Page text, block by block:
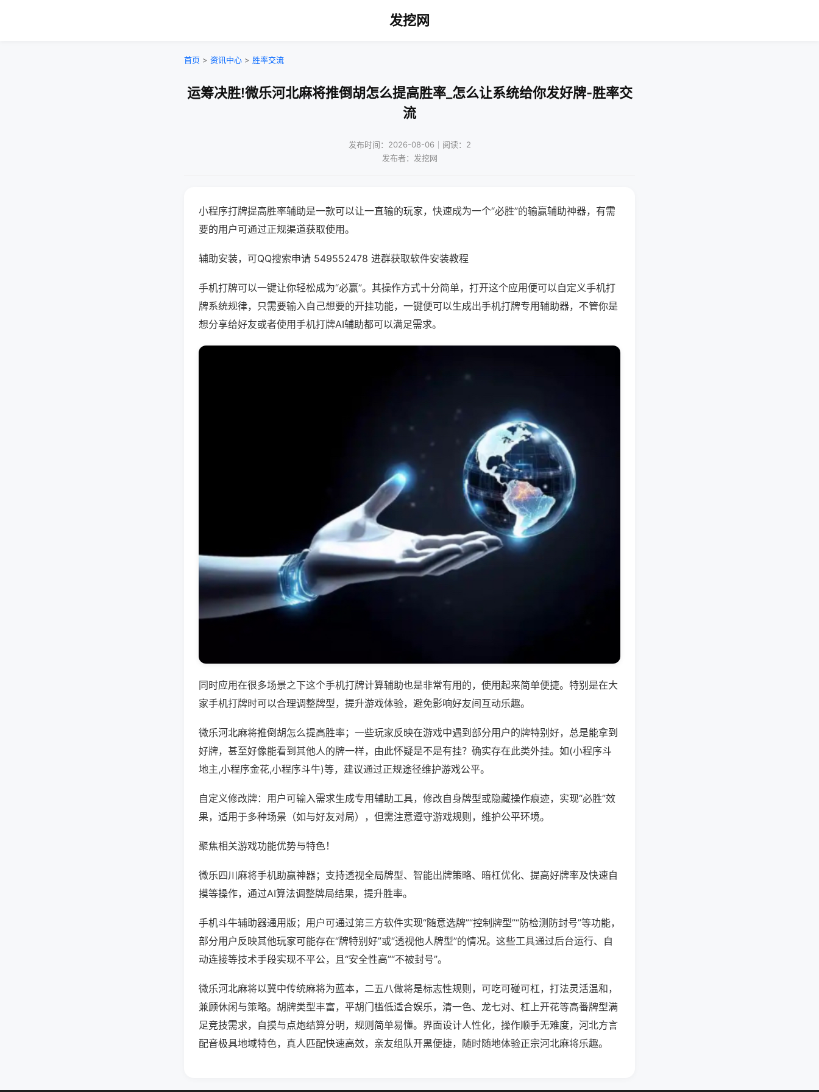
发挖网
首页 > 资讯中心 > 胜率交流
运筹决胜!微乐河北麻将推倒胡怎么提高胜率_怎么让系统给你发好牌-胜率交
流
发布时间：2026-08-06｜阅读：2
发布者：发挖网
小程序打牌提高胜率辅助是一款可以让一直输的玩家，快速成为一个“必胜”的输赢辅助神器，有需
要的用户可通过正规渠道获取使用。
辅助安装，可QQ搜索申请 549552478 进群获取软件安装教程
手机打牌可以一键让你轻松成为“必赢”。其操作方式十分简单，打开这个应用便可以自定义手机打
牌系统规律，只需要输入自己想要的开挂功能，一键便可以生成出手机打牌专用辅助器，不管你是
想分享给好友或者使用手机打牌AI辅助都可以满足需求。
同时应用在很多场景之下这个手机打牌计算辅助也是非常有用的，使用起来简单便捷。特别是在大
家手机打牌时可以合理调整牌型，提升游戏体验，避免影响好友间互动乐趣。
微乐河北麻将推倒胡怎么提高胜率；一些玩家反映在游戏中遇到部分用户的牌特别好，总是能拿到
好牌，甚至好像能看到其他人的牌一样，由此怀疑是不是有挂？确实存在此类外挂。如(小程序斗
地主,小程序金花,小程序斗牛)等，建议通过正规途径维护游戏公平。
自定义修改牌：用户可输入需求生成专用辅助工具，修改自身牌型或隐藏操作痕迹，实现“必胜”效
果，适用于多种场景（如与好友对局），但需注意遵守游戏规则，维护公平环境。
聚焦相关游戏功能优势与特色！
微乐四川麻将手机助赢神器；支持透视全局牌型、智能出牌策略、暗杠优化、提高好牌率及快速自
摸等操作，通过AI算法调整牌局结果，提升胜率。
手机斗牛辅助器通用版；用户可通过第三方软件实现“随意选牌”“控制牌型”“防检测防封号”等功能，
部分用户反映其他玩家可能存在“牌特别好”或“透视他人牌型”的情况。这些工具通过后台运行、自
动连接等技术手段实现不平公，且“安全性高”“不被封号”。
微乐河北麻将以冀中传统麻将为蓝本，二五八做将是标志性规则，可吃可碰可杠，打法灵活温和，
兼顾休闲与策略。胡牌类型丰富，平胡门槛低适合娱乐，清一色、龙七对、杠上开花等高番牌型满
足竞技需求，自摸与点炮结算分明，规则简单易懂。界面设计人性化，操作顺手无难度，河北方言
配音极具地域特色，真人匹配快速高效，亲友组队开黑便捷，随时随地体验正宗河北麻将乐趣。